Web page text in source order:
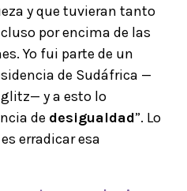
y que tuvieran tanto
por encima de las
Yo fui parte de un
de Sudáfrica —
y a esto lo
de desigualdad”. Lo
erradicar esa